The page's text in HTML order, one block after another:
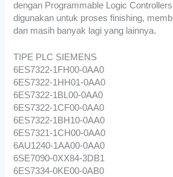
dengan Programmable Logic
digunakan untuk proses finishing,
dan masih banyak lagi yang lainnya.
TIPE PLC SIEMENS
6ES7322-1FH00-0AA0
6ES7322-1HH01-0AA0
6ES7322-1BL00-0AA0
6ES7322-1CF00-0AA0
6ES7322-1BH10-0AA0
6ES7321-1CH00-0AA0
6AU1240-1AA00-0AA0
6SE7090-0XX84-3DB1
6ES7334-0KE00-0AB0